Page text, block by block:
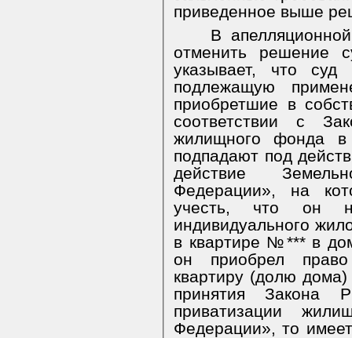
приведенное выше
В
отменить решение
указывает, что
подлежащую
приобретшие в
соответствии с
жилищного фонда в
подпадают под
действие
Федерации», на
учесть, что он
индивидуального
в квартире №*** в
он приобрел
квартиру (долю дома)
принятия Закона
приватизации
Федерации», то